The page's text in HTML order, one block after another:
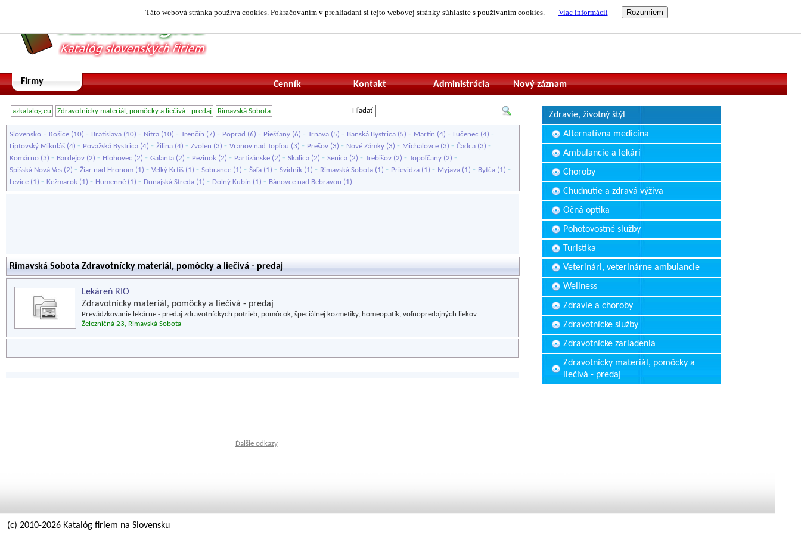
Táto webová stránka používa cookies. Pokračovaním v prehliadaní si tejto webovej stránky súhlasíte s používaním cookies. Viac informácií
Firmy Nový záznam
Administrácia
Kontakt
Cenník
azkatalog.eu Zdravotnícky materiál, pomôcky a liečivá - predaj Rimavská Sobota Hľadať
Slovensko - Košice (10) - Bratislava (10) - Nitra (10) - Trenčín (7) - Poprad (6) - Piešťany (6) - Trnava (5) - Banská Bystrica (5) - Martin (4) - Lučenec (4) -
Liptovský Mikuláš (4) - Považská Bystrica (4) - Žilina (4) - Zvolen (3) - Vranov nad Topľou (3) - Prešov (3) - Nové Zámky (3) - Michalovce (3) - Čadca (3) -
Komárno (3) - Bardejov (2) - Hlohovec (2) - Galanta (2) - Pezinok (2) - Partizánske (2) - Skalica (2) - Senica (2) - Trebišov (2) - Topoľčany (2) -
Spišská Nová Ves (2) - Žiar nad Hronom (1) - Veľký Krtíš (1) - Sobrance (1) - Šaľa (1) - Svidník (1) - Rimavská Sobota (1) - Prievidza (1) - Myjava (1) - Bytča (1) -
Levice (1) - Kežmarok (1) - Humenné (1) - Dunajská Streda (1) - Dolný Kubín (1) - Bánovce nad Bebravou (1)
Rimavská Sobota Zdravotnícky materiál, pomôcky a liečivá - predaj
Lekáreň RIO
Zdravotnícky materiál, pomôcky a liečivá - predaj
Prevádzkovanie lekárne - predaj zdravotníckych potrieb, pomôcok, špeciálnej kozmetiky, homeopatík, voľnopredajných liekov.
Železničná 23, Rimavská Sobota
Zdravie, životný štýl
Alternatívna medicína
Ambulancie a lekári
Choroby
Chudnutie a zdravá výživa
Očná optika
Pohotovostné služby
Turistika
Veterinári, veterinárne ambulancie
Wellness
Zdravie a choroby
Zdravotnícke služby
Zdravotnícke zariadenia
Zdravotnícky materiál, pomôcky a
liečivá - predaj
Ďalšie odkazy
(c) 2010-2026 Katalóg firiem na Slovensku